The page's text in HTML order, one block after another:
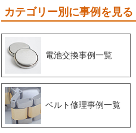
カテゴリー別に事例を見る
電池交換事例一覧
ベルト修理事例一覧